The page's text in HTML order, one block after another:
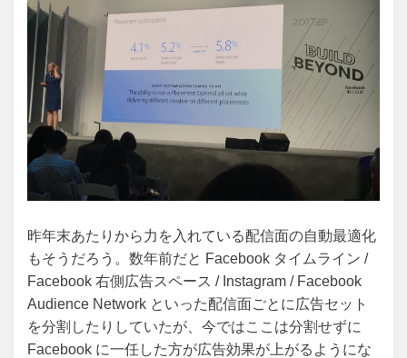
昨年末あたりから力を入れている配信面の自動最適化
もそうだろう。数年前だと Facebook タイムライン /
Facebook 右側広告スペース / Instagram / Facebook
Audience Network といった配信面ごとに広告セット
を分割したりしていたが、今ではここは分割せずに
Facebook に一任した方が広告効果が上がるようにな